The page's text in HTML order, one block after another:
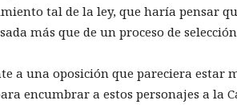
tal de la ley, que haría pensar
más que de un proceso de
a una oposición que pareciera estar
encumbrar a estos personajes a la